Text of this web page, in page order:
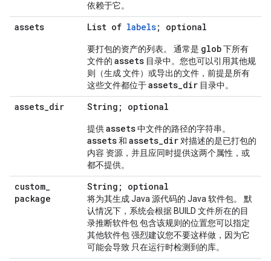
依赖于它。
assets List of labels; optional
要打包的资产的列表。 通常是 glob下所有
文件的 assets 目录中。您也可以引用其他规
则（生成 文件）或导出的文件，前提是所有
这些文件都位于assets_dir 目录中。
assets_dir String; optional
提供assets中文件的路径的字符串。
assets和 assets_dir 对描述的是已打包的
内容 资源，并且应同时提供这两个属性，或
都不提供。
custom_
package
String; optional
将为其生成 Java 源代码的 Java 软件包。 默
认情况下，系统会根据 BUILD 文件所在的目
录推断软件包 包含该规则的位置您可以指定
其他软件包 强烈建议您不要这样做，因为它
可能会导致 只在运行时检测到的库。